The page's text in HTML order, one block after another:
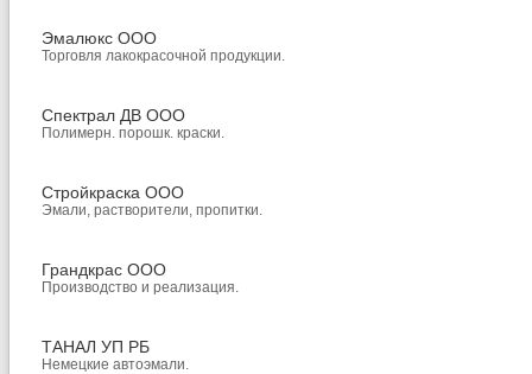
Эмалюкс ООО
Торговля лакокрасочной продукции.
Спектрал ДВ ООО
Полимерн. порошк. краски.
Стройкраска ООО
Эмали, растворители, пропитки.
Грандкрас ООО
Производство и реализация.
ТАНАЛ УП РБ
Немецкие автоэмали.